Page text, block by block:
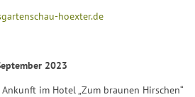
hoexter.de
2023
im Hotel „Zum braunen Hirschen“